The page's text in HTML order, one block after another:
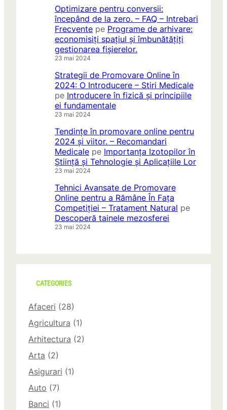
Optimizare pentru conversii:
începând de la zero. – FAQ – Intrebari
Frecvente pe Programe de arhivare:
economisiți spațiul și îmbunătățiți
gestionarea fișierelor.
23 mai 2024
Strategii de Promovare Online în
2024: O Introducere – Stiri Medicale
pe Introducere în fizică și principiile
ei fundamentale
23 mai 2024
Tendințe în promovare online pentru
2024 și viitor. – Recomandari
Medicale pe Importanța Izotopilor în
Știință și Tehnologie și Aplicațiile Lor
23 mai 2024
Tehnici Avansate de Promovare
Online pentru a Rămâne În Fața
Competiției – Tratament Natural pe
Descoperă tainele mezosferei
23 mai 2024
CATEGORIES
Afaceri (28)
Agricultura (1)
Arhitectura (2)
Arta (2)
Asigurari (1)
Auto (7)
Banci (1)